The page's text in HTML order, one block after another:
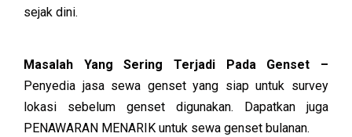
sejak dini.
Masalah Yang Sering Terjadi Pada Genset –
Penyedia jasa sewa genset yang siap untuk survey
lokasi sebelum genset digunakan. Dapatkan juga
PENAWARAN MENARIK untuk sewa genset bulanan.